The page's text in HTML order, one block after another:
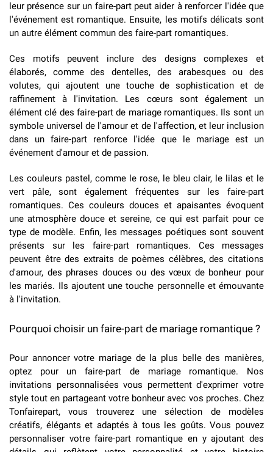
leur présence sur un faire-part peut aider à renforcer l'idée que
l'événement est romantique. Ensuite, les motifs délicats sont
un autre élément commun des faire-part romantiques.
Ces motifs peuvent inclure des designs complexes et
élaborés, comme des dentelles, des arabesques ou des
volutes, qui ajoutent une touche de sophistication et de
raffinement à l'invitation. Les cœurs sont également un
élément clé des faire-part de mariage romantiques. Ils sont un
symbole universel de l'amour et de l'affection, et leur inclusion
dans un faire-part renforce l'idée que le mariage est un
événement d'amour et de passion.
Les couleurs pastel, comme le rose, le bleu clair, le lilas et le
vert pâle, sont également fréquentes sur les faire-part
romantiques. Ces couleurs douces et apaisantes évoquent
une atmosphère douce et sereine, ce qui est parfait pour ce
type de modèle. Enfin, les messages poétiques sont souvent
présents sur les faire-part romantiques. Ces messages
peuvent être des extraits de poèmes célèbres, des citations
d'amour, des phrases douces ou des vœux de bonheur pour
les mariés. Ils ajoutent une touche personnelle et émouvante
à l'invitation.
Pourquoi choisir un faire-part de mariage romantique ?
Pour annoncer votre mariage de la plus belle des manières,
optez pour un faire-part de mariage romantique. Nos
invitations personnalisées vous permettent d'exprimer votre
style tout en partageant votre bonheur avec vos proches. Chez
Tonfairepart, vous trouverez une sélection de modèles
créatifs, élégants et adaptés à tous les goûts. Vous pouvez
personnaliser votre faire-part romantique en y ajoutant des